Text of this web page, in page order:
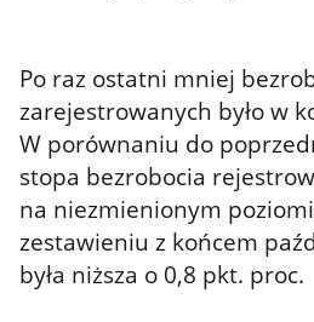
Po raz ostatni mniej
zarejestrowanych było w
W porównaniu do
stopa bezrobocia
na niezmienionym
zestawieniu z końcem
była niższa o 0,8 pkt. proc.